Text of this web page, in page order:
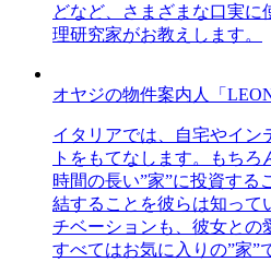
どなど、さまざまな口実
理研究家がお教えします。
オヤジの物件案内人「
イタリアでは、自宅やイン
トをもてなします。もち
時間の長い”家”に投資する
結することを彼らは知って
チベーションも、彼女との
すべてはお気に入りの”家”